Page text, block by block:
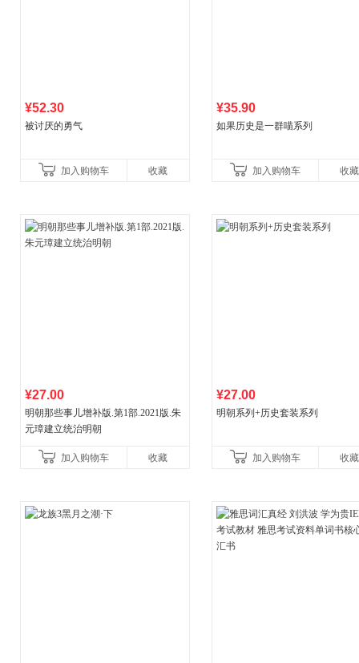
¥52.30
被讨厌的勇气
加入购物车 收藏
¥35.90
如果历史是一群喵系列
加入购物车 收藏
¥27.00
明朝那些事儿增补版.第1部.2021版.朱
元璋建立统治明朝
加入购物车 收藏
¥27.00
明朝系列+历史套装系列
加入购物车 收藏